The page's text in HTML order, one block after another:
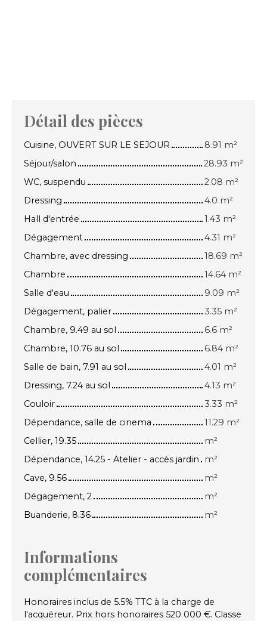
Détail des pièces
Cuisine, OUVERT SUR LE SEJOUR
8.91 m²
Séjour/salon
28.93 m²
WC, suspendu
2.08 m²
Dressing
4.0 m²
Hall d'entrée
1.43 m²
Dégagement
4.31 m²
Chambre, avec dressing
18.69 m²
Chambre
14.64 m²
Salle d'eau
9.09 m²
Dégagement, palier
3.35 m²
Chambre, 9.49 au sol
6.6 m²
Chambre, 10.76 au sol
6.84 m²
Salle de bain, 7.91 au sol
4.01 m²
Dressing, 7.24 au sol
4.13 m²
Couloir
3.33 m²
Dépendance, salle de cinema
11.29 m²
Cellier, 19.35
m²
Dépendance, 14.25 - Atelier - accès jardin
m²
Cave, 9.56
m²
Dégagement, 2
m²
Buanderie, 8.36
m²
Informations
complémentaires
Honoraires inclus de 5.5% TTC à la charge de
l'acquéreur. Prix hors honoraires 520 000 €. Classe